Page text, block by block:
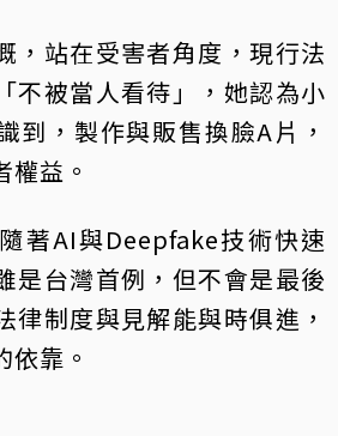
，站在受害者角度，現行法
不被當人看待」，她認為小
到，製作與販售換臉A片，
權益。
著AI與Deepfake技術快速
是台灣首例，但不會是最後
律制度與見解能與時俱進，
依靠。